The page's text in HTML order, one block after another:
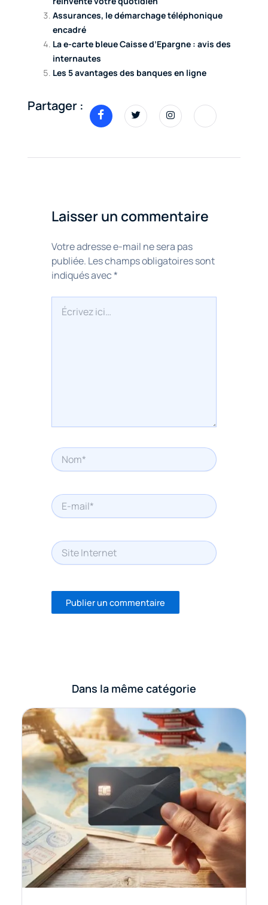
Assurances, le démarchage téléphonique
encadré
La e-carte bleue Caisse d’Epargne : avis des
internautes
Les 5 avantages des banques en ligne
Partager :
Laisser un commentaire
Votre adresse e-mail ne sera pas
publiée. Les champs obligatoires sont
indiqués avec*
Écrivez
ici…
Nom*
E-
mail*
Site
Internet
Dans la même catégorie